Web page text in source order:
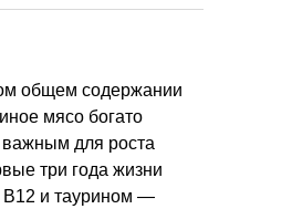
общем содержании
мясо богато
важным для роста
три года жизни
В12 и таурином —